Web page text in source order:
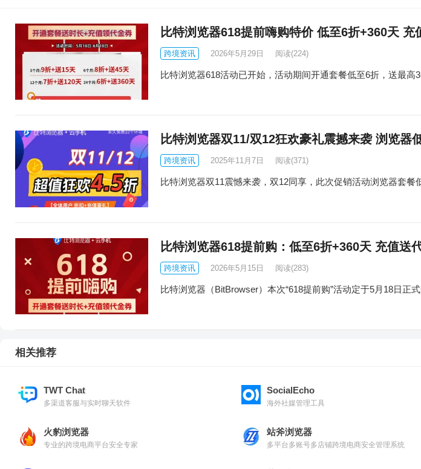
比特浏览器618提前嗨购特价 低至6折+360天 充
跨境资讯 2026年5月29日 阅读(224)
比特浏览器618活动已开始，活动期间开通套餐低至6折，送最
比特浏览器双11/双12狂欢豪礼震撼来袭 浏览器
跨境资讯 2025年11月7日 阅读(371)
比特浏览器双11震憾来袭，双12同享，此次促销活动浏览器套
比特浏览器618提前购：低至6折+360天 充值送
跨境资讯 2026年5月15日 阅读(283)
比特浏览器（BitBrowser）本次“618提前购”活动定于5月18日正
相关推荐
TWT Chat
多渠道客服与实时聊天软件
SocialEcho
海外社媒管理工具
火豹浏览器
专业的跨境电商平台安全专家
站斧浏览器
多平台多账号多店铺跨境电商安全管理系统